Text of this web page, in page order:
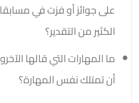
على جوائز أو فزت في
الكثير من التقدير؟
ما المهارات التي قالها
أن تمتلك نفس المهارة؟